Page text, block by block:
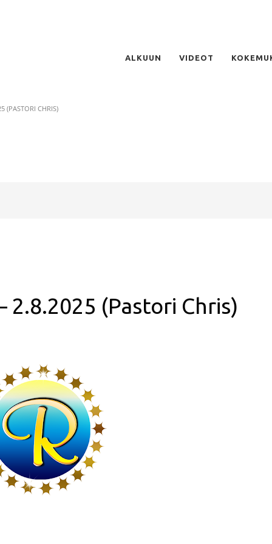
ALKUUN VIDEOT
(PASTORI CHRIS)
(Pastori Chris)